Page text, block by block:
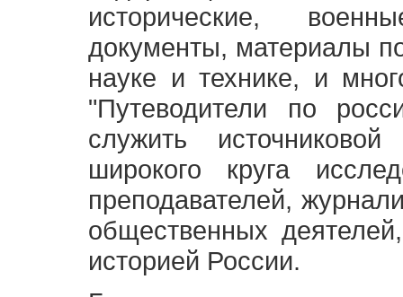
исторические,
документы, материалы
науке и технике, и
"Путеводители по
служить
широкого круга
преподавателей,
общественных
историей России.